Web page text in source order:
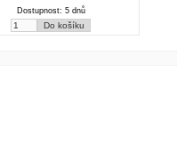
Dostupnost: 5 dnů